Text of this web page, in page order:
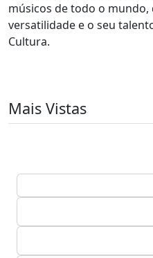
músicos de todo o
versatilidade e o seu
Cultura.
Mais Vistas